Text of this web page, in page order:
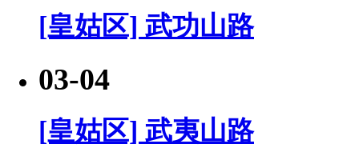
[皇姑区] 武功山路
03-04
[皇姑区] 武夷山路